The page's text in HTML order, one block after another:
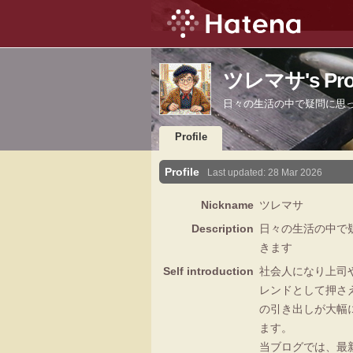
ツレマサ's
日々の生活の中で疑問に思
Profile
Profile Last updated: 28 Mar 2026
Nickname ツレマサ
Description
日々の生活の中で
きます
Self introduction 社会人になり上司
レンドとして押さ
の引き出しが大幅
ます。
当ブログでは、最